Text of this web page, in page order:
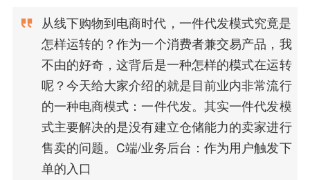
从线下购物到电商时代，一件代发模式究竟是
怎样运转的？作为一个消费者兼交易产品，我
不由的好奇，这背后是一种怎样的模式在运转
呢？今天给大家介绍的就是目前业内非常流行
的一种电商模式：一件代发。其实一件代发模
式主要解决的是没有建立仓储能力的卖家进行
售卖的问题。C端/业务后台：作为用户触发下
单的入口